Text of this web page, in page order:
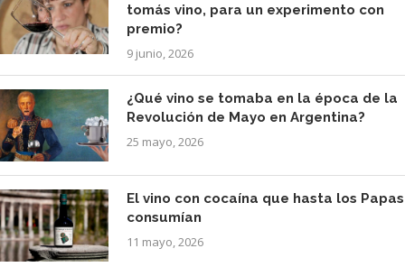
tomás vino, para un experimento con
premio?
9 junio, 2026
¿Qué vino se tomaba en la época de la
Revolución de Mayo en Argentina?
25 mayo, 2026
El vino con cocaína que hasta los Papas
consumían
11 mayo, 2026